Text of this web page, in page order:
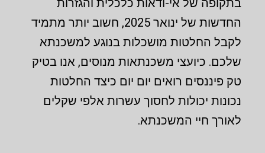
בתקופה של אי-ודאות כלכלית והגזרות
החדשות של ינואר 2025, חשוב יותר מתמיד
לקבל החלטות מושכלות בנוגע למשכנתא
שלכם. כיועצי משכנתאות מנוסים, אנו בטיק
טק פיננסים רואים יום יום כיצד החלטות
נכונות יכולות לחסוך עשרות אלפי שקלים
לאורך חיי המשכנתא.